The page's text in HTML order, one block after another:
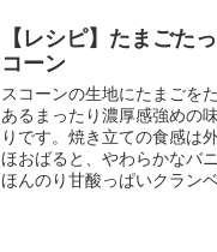
【レシピ】たまごた
コーン
スコーンの生地にたまごを
あるまったり濃厚感強めの
りです。焼き立ての食感は
ほおばると、やわらかなバ
ほんのり甘酸っぱいクラン